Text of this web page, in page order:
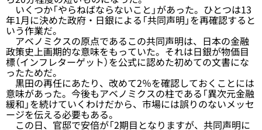
いくつか「やらねばならないこと」があった。ひとつは13
年1月に決めた政府・日銀による「共同声明」を再確認すると
いう作業だ。
アベノミクスの原点であるこの共同声明は、日本の金融
政策史上画期的な意味をもっていた。それは日銀が物価目
標（インフレターゲット）を公式に認めた初めての文書にな
ったためだ。
黒田の再任にあたり、改めて2％を確認しておくことには
意味があった。今後もアベノミクスの柱である「異次元金融
緩和」を続けていくわけだから、市場には誤りのないメッセ
ージを伝える必要もある。
この日、官邸で安倍が「2期目となりますが、共同声明に